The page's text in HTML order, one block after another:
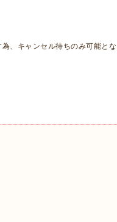
、キャンセル待ちのみ可能と